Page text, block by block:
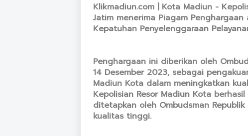
Klikmadiun.com | Kota Madiun -
Jatim menerima Piagam
Kepatuhan Penyelenggaraan
Penghargaan ini diberikan oleh
14 Desember 2023, sebagai
Madiun Kota dalam meningkatkan
Kepolisian Resor Madiun Kota
ditetapkan oleh Ombudsman
kualitas tinggi.